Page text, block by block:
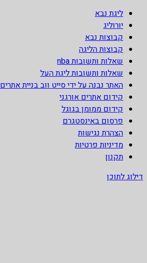
ליגת נבא
יורוליג
קבוצות נבא
קבוצות הליגה
שאלות ותשובות nba
שאלות ותשובות ליגת העל
האתר נבנה על ידי סייט ווב בניית אתרים
קידום אתרים אורגני
קידום ממומן בגוגל
פרסום באינסטגרם
הצהרת נגישות
מדיניות פרטיות
תקנון
דילוג לתוכן